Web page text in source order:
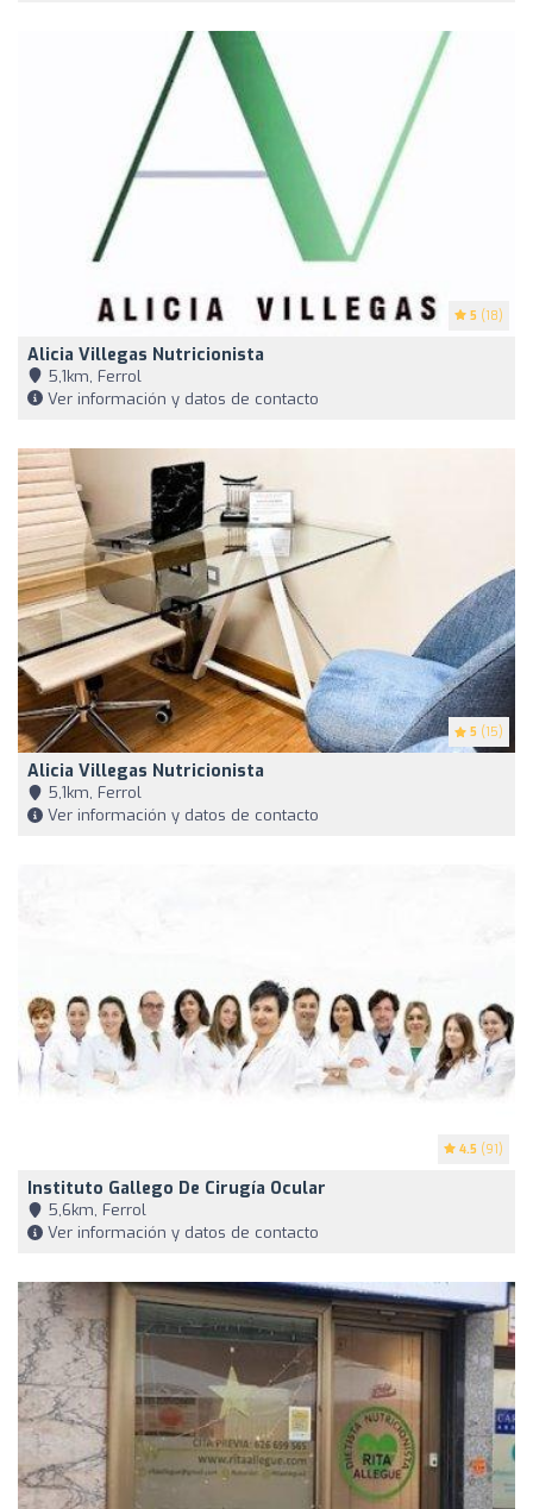
5 (18)
Alicia Villegas Nutricionista
5,1km, Ferrol
Ver información y datos de contacto
5 (15)
Alicia Villegas Nutricionista
5,1km, Ferrol
Ver información y datos de contacto
4.5 (91)
Instituto Gallego De Cirugía Ocular
5,6km, Ferrol
Ver información y datos de contacto